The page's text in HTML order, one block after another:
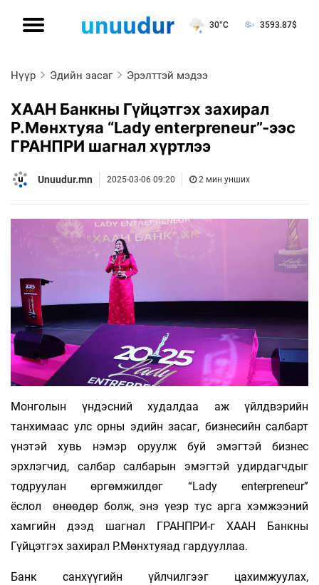
30°C 3593.87$
Нүүр Эдийн засаг Эрэлттэй мэдээ
ХААН Банкны Гүйцэтгэх захирал
Р.Мөнхтуяа “Lady enterpreneur”-ээс
ГРАНПРИ шагнал хүртлээ
Unuudur.mn 2025-03-06 09:20 2 мин унших
Монголын үндэсний худалдаа аж үйлдвэрийн
танхимаас улс орны эдийн засаг, бизнесийн салбарт
үнэтэй хувь нэмэр оруулж буй эмэгтэй бизнес
эрхлэгчид, салбар салбарын эмэгтэй удирдагчдыг
тодруулан өргөмжилдөг “Lady enterpreneur”
ёслол өнөөдөр болж, энэ үеэр тус арга хэмжээний
хамгийн дээд шагнал ГРАНПРИ-г ХААН Банкны
Гүйцэтгэх захирал Р.Мөнхтуяад гардууллаа.
Банк санхүүгийн үйлчилгээг цахимжуулах,